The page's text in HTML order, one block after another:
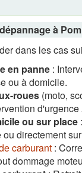
à
dans les cas
en panne :
ou à domicile.
roues (moto,
d'urgence
ou sur place
directement
carburant :
dommage